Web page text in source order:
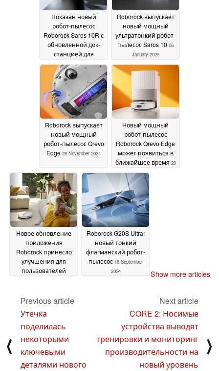
Показан новый
робот-пылесос
Roborock Saros 10R с
обновленной док-
станцией для
самоочистки06 January
2025
Roborock выпускает
новый мощный
ультратонкий робот-
пылесос Saros 10 06
January 2025
Roborock выпускает
новый мощный
робот-пылесос Qrevo
Edge 28 November 2024
Новый мощный
робот-пылесос
Roborock Qrevo Edge
может появиться в
ближайшее время 20
November 2024
Новое обновление
приложения
Roborock принесло
улучшения для
пользователей
Roborock G20S Ultra:
новый тонкий
флагманский робот-
пылесос 18 September
2024
Show more articles
⟨
Previous article
Утечка
поделилась
некоторыми
ключевыми
деталями нового
Next article
CORE 2: Носимые
устройства выводят
тренировки и мониторинг
производительности на
новый уровень
⟩